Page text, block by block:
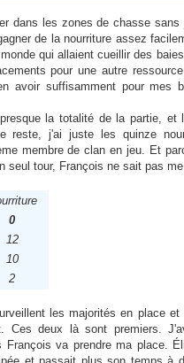
dans les zones de chasse sans
de la nourriture assez
qui allaient cueillir des
pour une autre
avoir suffisamment pour mes
la totalité de la partie, et
reste, j'ai juste les quinze
membre de clan en jeu. Et
seul tour, François ne sait pas
0
12
10
2
les majorités en place et
Ces deux là sont premiers.
va prendre ma place.